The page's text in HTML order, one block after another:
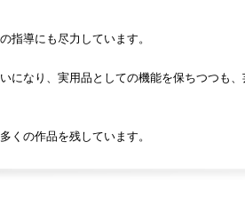
指導にも尽力しています。
なり、実用品としての機能を保ちつつも
くの作品を残しています。